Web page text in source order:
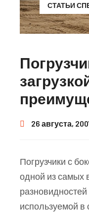
СТАТЬИ
26 августа,
Погрузчики с
одной из самых
разновидностей
используемой в